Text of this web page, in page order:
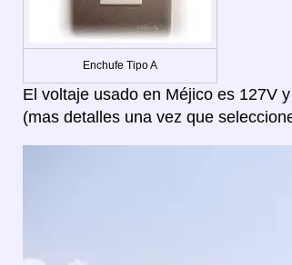
Enchufe Tipo A
El voltaje usado en Méjico es 127V
(mas detalles una vez que